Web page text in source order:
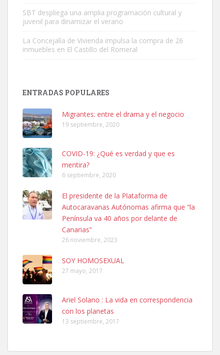
Leales.org » Gran Canaria
SHIBA PERDIDO AVDA JOSE MESA Y LOPEZ
PERRO MACHO RAZA SHIBA CON MICROCHIP PERDIDO HOY
06/07/2025 ZONA MESA Y LOPEZ. ES MUY ASUSTADIZO
Leales.org » Gran Canaria
6.7.2025
Ninfa perdida
El día 5 se los perdió una ninfa papillera, asustada tiene miedo a la
calle, se perdió por la zon...
SBT despliega una amplia programación cultural y
juvenil para dinamizar el verano
La Concejalía de Vivienda impulsa la compra de 26
inmuebles en El Castillo del Romeral
ENTRADAS POPULARES
Migrantes: entre el drama y el negocio
19 septiembre, 2020
COVID-19: ¿Qué es verdad y que es
mentira?
6 septiembre, 2020
El presidente de la Plataforma de
Autocaravanas Autónomas afirma que “la
Península va 40 años por delante de
Canarias”
26 noviembre, 2023
SOY HOMOSEXUAL
27 mayo, 2017
Ariel Solano : La vida en correspondencia
con los planetas
13 septiembre, 2017